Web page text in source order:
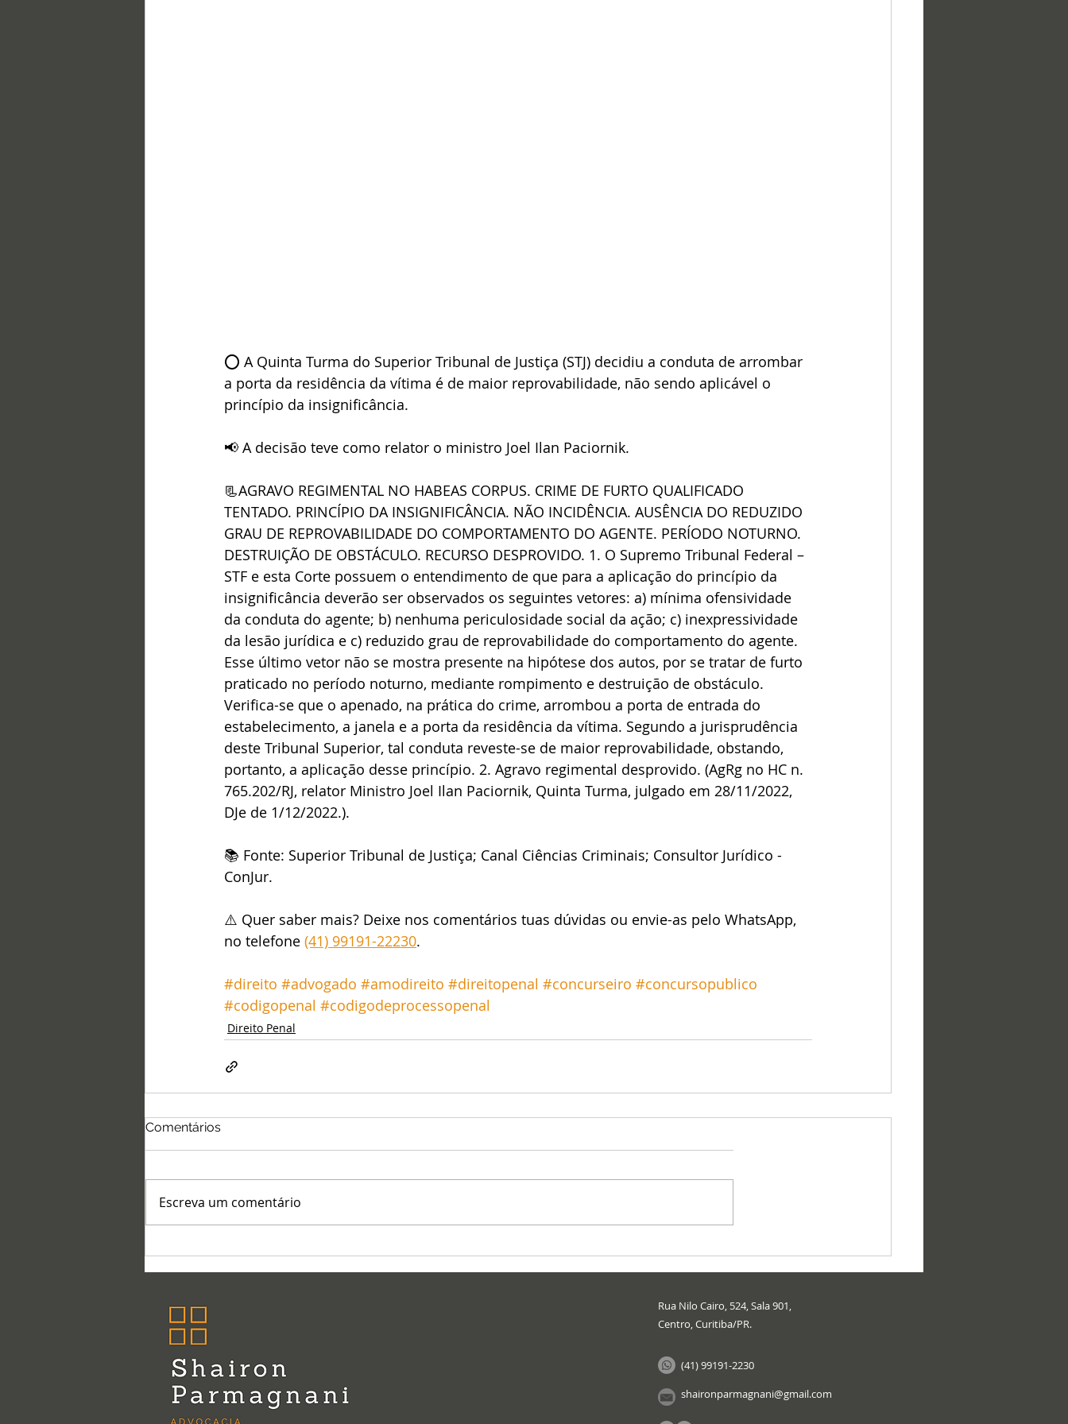
⭕ A Quinta Turma do Superior Tribunal de Justiça (STJ) decidiu a conduta de arrombar
a porta da residência da vítima é de maior reprovabilidade, não sendo aplicável o
princípio da insignificância.
📢 A decisão teve como relator o ministro Joel Ilan Paciornik.
📃AGRAVO REGIMENTAL NO HABEAS CORPUS. CRIME DE FURTO QUALIFICADO
TENTADO. PRINCÍPIO DA INSIGNIFICÂNCIA. NÃO INCIDÊNCIA. AUSÊNCIA DO REDUZIDO
GRAU DE REPROVABILIDADE DO COMPORTAMENTO DO AGENTE. PERÍODO NOTURNO.
DESTRUIÇÃO DE OBSTÁCULO. RECURSO DESPROVIDO. 1. O Supremo Tribunal Federal –
STF e esta Corte possuem o entendimento de que para a aplicação do princípio da
insignificância deverão ser observados os seguintes vetores: a) mínima ofensividade
da conduta do agente; b) nenhuma periculosidade social da ação; c) inexpressividade
da lesão jurídica e c) reduzido grau de reprovabilidade do comportamento do agente.
Esse último vetor não se mostra presente na hipótese dos autos, por se tratar de furto
praticado no período noturno, mediante rompimento e destruição de obstáculo.
Verifica-se que o apenado, na prática do crime, arrombou a porta de entrada do
estabelecimento, a janela e a porta da residência da vítima. Segundo a jurisprudência
deste Tribunal Superior, tal conduta reveste-se de maior reprovabilidade, obstando,
portanto, a aplicação desse princípio. 2. Agravo regimental desprovido. (AgRg no HC n.
765.202/RJ, relator Ministro Joel Ilan Paciornik, Quinta Turma, julgado em 28/11/2022,
DJe de 1/12/2022.).
📚 Fonte: Superior Tribunal de Justiça; Canal Ciências Criminais; Consultor Jurídico -
ConJur.
⚠️ Quer saber mais? Deixe nos comentários tuas dúvidas ou envie-as pelo WhatsApp,
no telefone (41) 99191-22230.
#direito #advogado #amodireito #direitopenal #concurseiro #concursopublico
#codigopenal #codigodeprocessopenal
Direito Penal
Comentários
Escreva um comentário
Rua Nilo Cairo, 524, Sala 901,
Centro, Curitiba/PR.
(41) 99191-2230
shaironparmagnani@gmail.com